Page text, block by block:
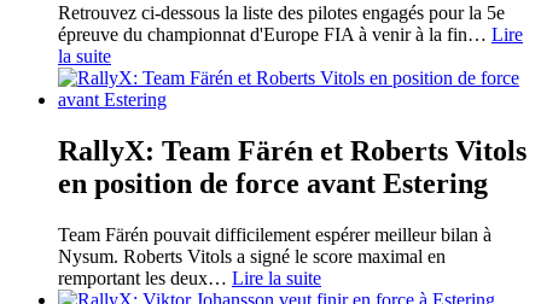
Retrouvez ci-dessous la liste des pilotes engagés pour la 5e
épreuve du championnat d'Europe FIA à venir à la fin… Lire
la suite
RallyX: Team Färén et Roberts Vitols
en position de force avant Estering
Team Färén pouvait difficilement espérer meilleur bilan à
Nysum. Roberts Vitols a signé le score maximal en
remportant les deux… Lire la suite